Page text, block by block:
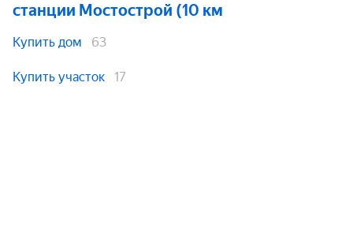
станции Мостoстрой (10 км
Купить дом 63
Купить участок 17